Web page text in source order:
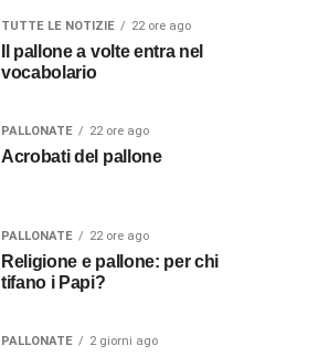
TUTTE LE NOTIZIE 22 ore ago
Il pallone a volte entra nel
vocabolario
PALLONATE 22 ore ago
Acrobati del pallone
PALLONATE 22 ore ago
Religione e pallone: per chi
tifano i Papi?
PALLONATE 2 giorni ago